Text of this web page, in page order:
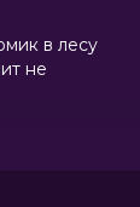
в лесу
не